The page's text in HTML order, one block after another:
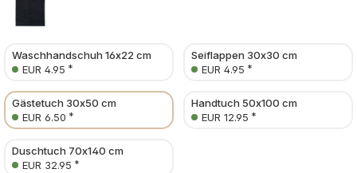
Waschhandschuh 16x22 cm
EUR 4.95 *
Seiflappen 30x30 cm
EUR 4.95 *
Gästetuch 30x50 cm
EUR 6.50 *
Handtuch 50x100 cm
EUR 12.95 *
Duschtuch 70x140 cm
EUR 32.95 *